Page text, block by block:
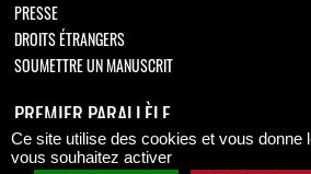
PRESSE
DROITS ÉTRANGERS
SOUMETTRE UN MANUSCRIT
PREMIER PARALLÈLE
Retrouvez-nous sur
Ce site utilise des cookies et vous donne
vous souhaitez activer